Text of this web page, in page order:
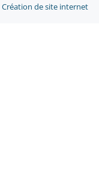
Création de site internet